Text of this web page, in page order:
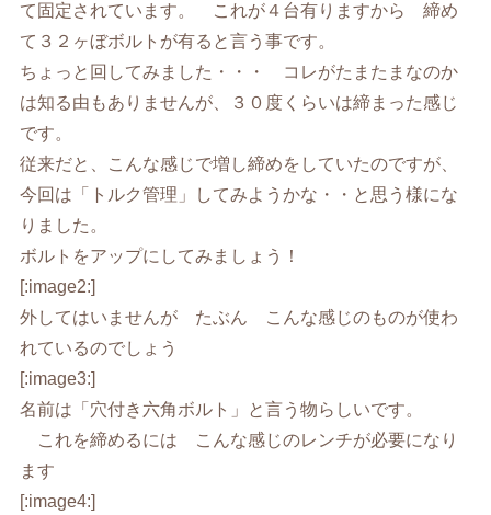
て固定されています。 これが４台有りますから 締め
て３２ヶぼボルトが有ると言う事です。
ちょっと回してみました・・・ コレがたまたまなのか
は知る由もありませんが、３０度くらいは締まった感じ
です。
従来だと、こんな感じで増し締めをしていたのですが、
今回は「トルク管理」してみようかな・・と思う様にな
りました。
ボルトをアップにしてみましょう！
[:image2:]
外してはいませんが たぶん こんな感じのものが使わ
れているのでしょう
[:image3:]
名前は「穴付き六角ボルト」と言う物らしいです。
これを締めるには こんな感じのレンチが必要になり
ます
[:image4:]